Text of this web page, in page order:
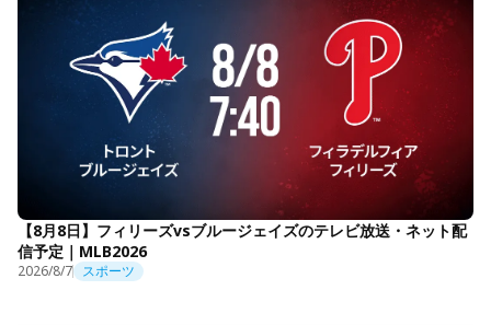
【8月8日】フィリーズvsブルージェイズのテレビ放送・ネット配
信予定｜MLB2026
2026/8/7 スポーツ